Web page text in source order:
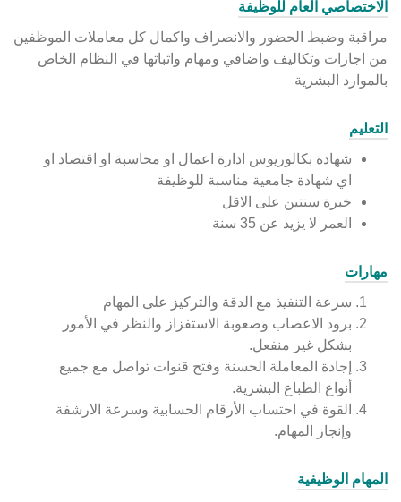
الاختصاصي العام للوظيفة
مراقبة وضبط الحضور والانصراف واكمال كل معاملات الموظفين
من اجازات وتكاليف واضافي ومهام واثباتها في النظام الخاص
بالموارد البشرية
التعليم
شهادة بكالوريوس ادارة اعمال او محاسبة او اقتصاد او
اي شهادة جامعية مناسبة للوظيفة
خبرة سنتين على الاقل
العمر لا يزيد عن 35 سنة
مهارات
سرعة التنفيذ مع الدقة والتركيز على المهام
برود الاعصاب وصعوبة الاستفزاز والنظر في الأمور
بشكل غير منفعل.
إجادة المعاملة الحسنة وفتح قنوات تواصل مع جميع
أنواع الطباع البشرية.
القوة في احتساب الأرقام الحسابية وسرعة الارشفة
وإنجاز المهام.
المهام الوظيفية